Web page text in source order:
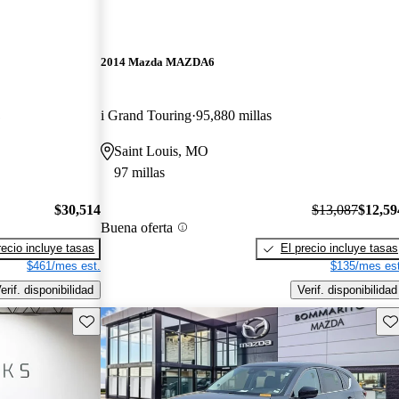
$30,514
incluye tasas
$461/mes est.
disponibilidad
2014 Mazda MAZDA6
i Grand Touring 95,880 millas
Saint Louis, MO
97 millas
Buena oferta
$13,087
El precio incluye tasas
$135/mes
Verif. disponibilidad
Guarda este Aviso